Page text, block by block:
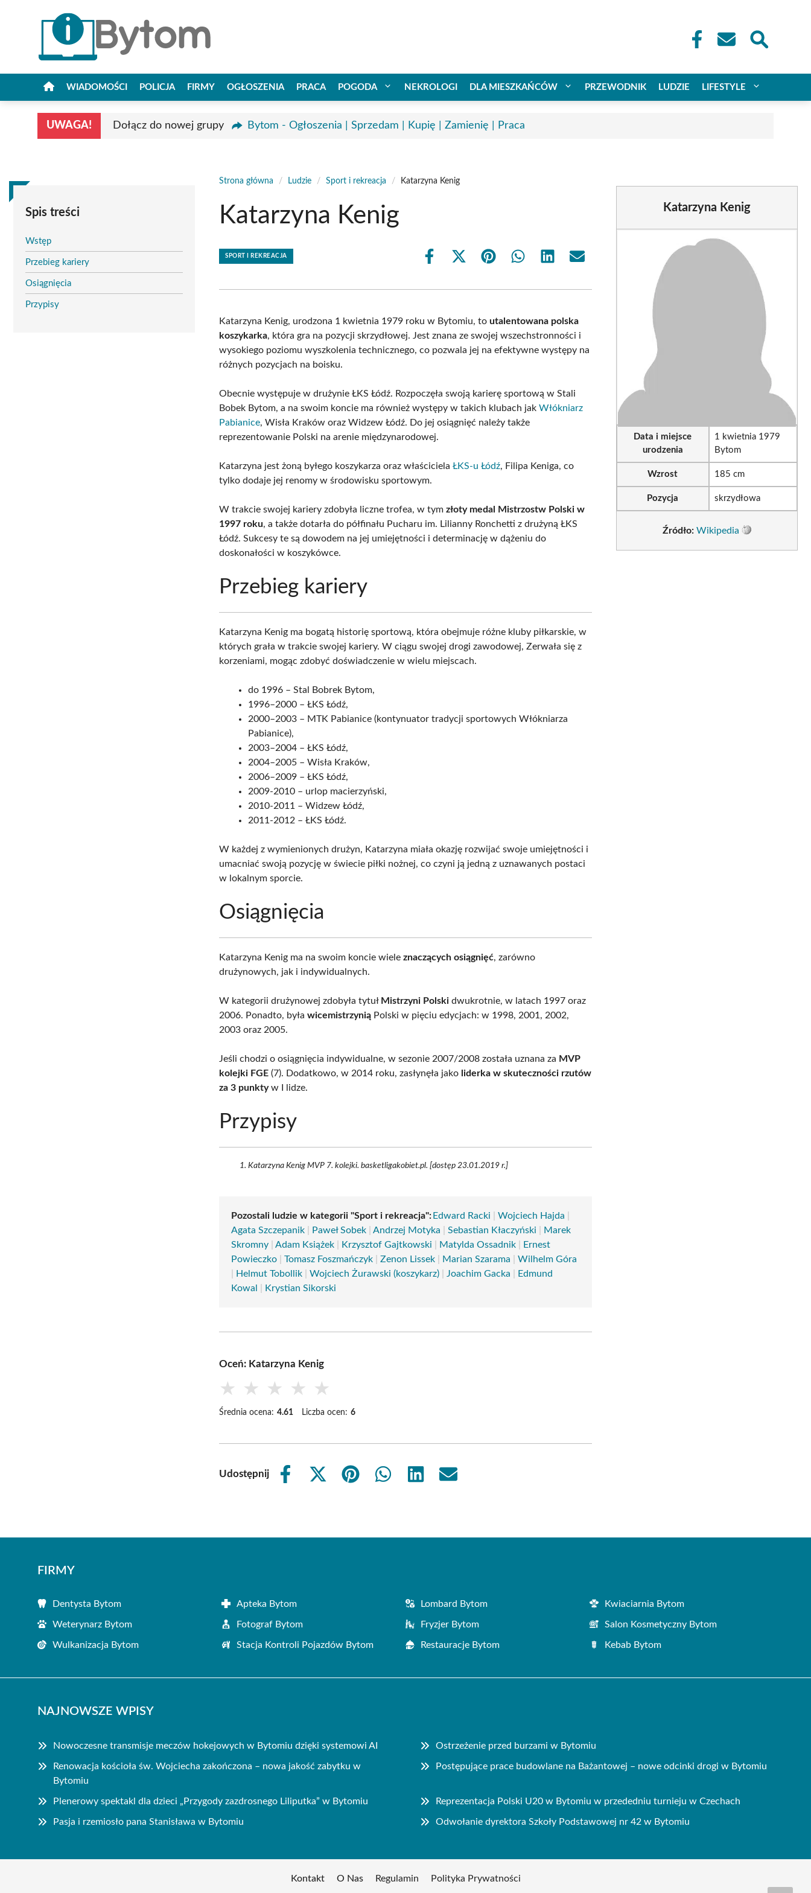
WIADOMOŚCI POLICJA FIRMY OGŁOSZENIA PRACA POGODA NEKROLOGI DLA MIESZKAŃCÓW PRZEWODNIK LUDZIE LIFESTYLE
UWAGA! Dołącz do nowej grupy Bytom - Ogłoszenia | Sprzedam | Kupię | Zamienię | Praca
Spis treści
Wstęp
Przebieg kariery
Osiągnięcia
Przypisy
Strona główna / Ludzie / Sport i rekreacja / Katarzyna Kenig
Katarzyna Kenig
SPORT I REKREACJA
Share
Share
(Twitter)
Share Share Share Share
Katarzyna Kenig, urodzona 1 kwietnia 1979 roku w Bytomiu, toutalentowana polska
koszykarka, która gra na pozycji skrzydłowej. Jest znana ze swojej wszechstronności i
wysokiego poziomu wyszkolenia technicznego, co pozwala jej na efektywne występy na
różnych pozycjach na boisku.
Obecnie występuje w drużynie ŁKS Łódź. Rozpoczęła swoją karierę sportową w Stali
Bobek Bytom, a na swoim koncie ma również występy w takich klubach jakWłókniarz
Pabianice, Wisła Kraków oraz Widzew Łódź. Do jej osiągnięć należy także
reprezentowanie Polski na arenie międzynarodowej.
Katarzyna jest żoną byłego koszykarza oraz właścicielaŁKS-u Łódź, Filipa Keniga, co
tylko dodaje jej renomy w środowisku sportowym.
W trakcie swojej kariery zdobyła liczne trofea, w tymzłoty medal Mistrzostw Polski w
1997 roku, a także dotarła do półfinału Pucharu im. Lilianny Ronchetti z drużyną ŁKS
Łódź. Sukcesy te są dowodem na jej umiejętności i determinację w dążeniu do
doskonałości w koszykówce.
Przebieg kariery
Katarzyna Kenig ma bogatą historię sportową, która obejmuje różne kluby piłkarskie, w
których grała w trakcie swojej kariery. W ciągu swojej drogi zawodowej, Zerwała się z
korzeniami, mogąc zdobyć doświadczenie w wielu miejscach.
do 1996 – Stal Bobrek Bytom,
1996–2000 – ŁKS Łódź,
2000–2003 – MTK Pabianice (kontynuator tradycji sportowych Włókniarza
Pabianice),
2003–2004 – ŁKS Łódź,
2004–2005 – Wisła Kraków,
2006–2009 – ŁKS Łódź,
2009-2010 – urlop macierzyński,
2010-2011 – Widzew Łódź,
2011-2012 – ŁKS Łódź.
W każdej z wymienionych drużyn, Katarzyna miała okazję rozwijać swoje umiejętności i
umacniać swoją pozycję w świecie piłki nożnej, co czyni ją jedną z uznawanych postaci
w lokalnym sporcie.
Osiągnięcia
Katarzyna Kenig ma na swoim koncie wieleznaczących osiągnięć, zarówno
drużynowych, jak i indywidualnych.
W kategorii drużynowej zdobyła tytuł Mistrzyni Polski dwukrotnie, w latach 1997 oraz
2006. Ponadto, byławicemistrzynią Polski w pięciu edycjach: w 1998, 2001, 2002,
2003 oraz 2005.
Jeśli chodzi o osiągnięcia indywidualne, w sezonie 2007/2008 została uznana za MVP
kolejki FGE (7). Dodatkowo, w 2014 roku, zasłynęła jako liderka w skuteczności rzutów
za 3 punktyw I lidze.
Przypisy
Katarzyna Kenig MVP 7. kolejki. basketligakobiet.pl. [dostęp 23.01.2019 r.]
Pozostali ludzie w kategorii "Sport i rekreacja":Edward Racki |Wojciech Hajda
Agata Szczepanik
Paweł Sobek |Andrzej Motyka |Sebastian Kłaczyński
Marek
Skromny |Adam Książek Krzysztof Gajtkowski Matylda Ossadnik
Ernest
Powieczko |Tomasz Foszmańczyk |Zenon Lissek Marian Szarama |Wilhelm Góra
Helmut Tobollik |Wojciech Żurawski (koszykarz) Joachim Gacka
Edmund
Kowal
Krystian Sikorski
Oceń: Katarzyna Kenig
★ ★ ★ ★ ★
Średnia ocena: 4.61 Liczba ocen: 6
Udostępnij
Share
Share
Share
Share
Share
Share
Katarzyna Kenig
Data i miejsce
urodzenia
1 kwietnia 1979
Bytom
Wzrost 185 cm
Pozycja skrzydłowa
Źródło: Wikipedia
FIRMY
Dentysta Bytom Apteka Bytom Lombard Bytom Kwiaciarnia Bytom
Weterynarz Bytom Fotograf Bytom Fryzjer Bytom Salon Kosmetyczny Bytom
Wulkanizacja Bytom Stacja Kontroli Pojazdów Bytom Restauracje Bytom Kebab Bytom
NAJNOWSZE WPISY
Nowoczesne transmisje meczów hokejowych w Bytomiu dzięki systemowi AI Ostrzeżenie przed burzami w Bytomiu
Renowacja kościoła św. Wojciecha zakończona – nowa jakość zabytku w
Bytomiu
Postępujące prace budowlane na Bażantowej – nowe odcinki drogi w Bytomiu
Plenerowy spektakl dla dzieci „Przygody zazdrosnego Liliputka” w Bytomiu Reprezentacja Polski U20 w Bytomiu w przededniu turnieju w Czechach
Pasja i rzemiosło pana Stanisława w Bytomiu Odwołanie dyrektora Szkoły Podstawowej nr 42 w Bytomiu
Kontakt O Nas Regulamin Polityka Prywatności